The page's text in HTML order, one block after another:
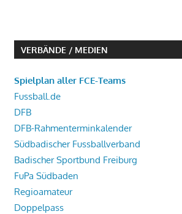
VERBÄNDE / MEDIEN
Spielplan aller FCE-Teams
Fussball.de
DFB
DFB-Rahmenterminkalender
Südbadischer Fussballverband
Badischer Sportbund Freiburg
FuPa Südbaden
Regioamateur
Doppelpass